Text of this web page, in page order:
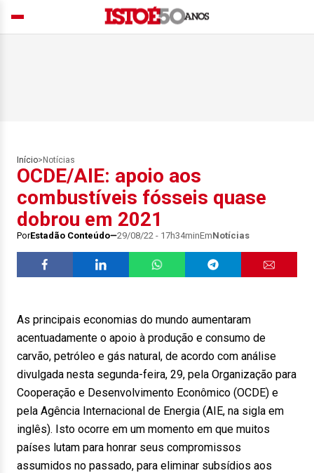
Início> Notícias
OCDE/AIE: apoio aos
combustíveis fósseis quase
dobrou em 2021
PorEstadão Conteúdo 29/08/22 - 17h34minEmNotícias
As principais economias do mundo aumentaram
acentuadamente o apoio à produção e consumo de
carvão, petróleo e gás natural, de acordo com análise
divulgada nesta segunda-feira, 29, pela Organização para
Cooperação e Desenvolvimento Econômico (OCDE) e
pela Agência Internacional de Energia (AIE, na sigla em
inglês). Isto ocorre em um momento em que muitos
países lutam para honrar seus compromissos
assumidos no passado, para eliminar subsídios aos